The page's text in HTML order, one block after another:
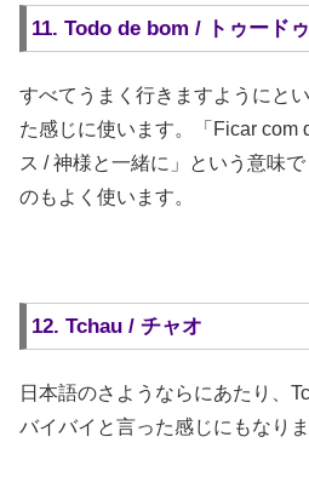
11. Todo de bom / トゥード
すべてうまく行きますようにと
た感じに使います。「Ficar com
ス / 神様と一緒に」という意味
のもよく使います。
12. Tchau / チャオ
日本語のさようならにあたり、
バイバイと言った感じにもなりま